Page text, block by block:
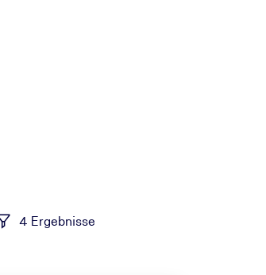
4 Ergebnisse